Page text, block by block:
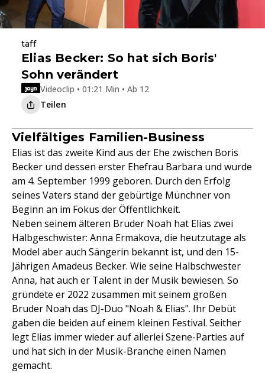
taff
Elias Becker: So hat sich Boris'
Sohn verändert
Videoclip • 01:21 Min • Ab 12
Teilen
Vielfältiges Familien-Business
Elias ist das zweite Kind aus der Ehe zwischen Boris
Becker und dessen erster Ehefrau Barbara und wurde
am 4. September 1999 geboren. Durch den Erfolg
seines Vaters stand der gebürtige Münchner von
Beginn an im Fokus der Öffentlichkeit.
Neben seinem älteren Bruder Noah hat Elias zwei
Halbgeschwister: Anna Ermakova, die heutzutage als
Model aber auch Sängerin bekannt ist, und den 15-
Jährigen Amadeus Becker. Wie seine Halbschwester
Anna, hat auch er Talent in der Musik bewiesen. So
gründete er 2022 zusammen mit seinem großen
Bruder Noah das DJ-Duo "Noah & Elias". Ihr Debüt
gaben die beiden auf einem kleinen Festival. Seither
legt Elias immer wieder auf allerlei Szene-Parties auf
und hat sich in der Musik-Branche einen Namen
gemacht.